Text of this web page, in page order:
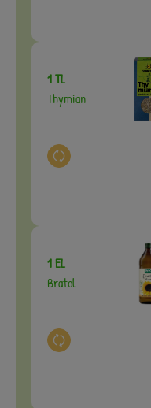
1 TL
Thymian
Auswahl ändern
1 EL
Bratöl
Auswahl ändern